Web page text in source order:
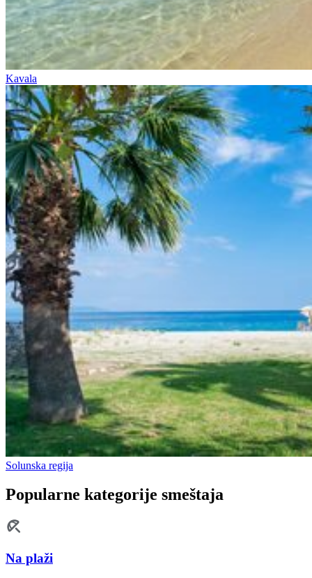
Kavala
Solunska regija
Popularne kategorije smeštaja
Na plaži